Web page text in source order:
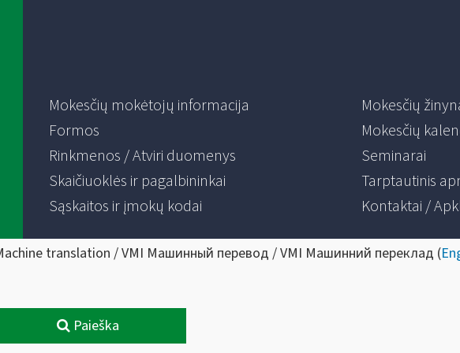
Mokesčių mokėtojų informacija
Formos
Rinkmenos / Atviri duomenys
Skaičiuoklės ir pagalbininkai
Sąskaitos ir įmokų kodai
Mokesčių
Mokesčių
Seminarai
Tarptautinis
Kontaktai /
translation / VMI Машинный перевод / VMI Машинний переклад (
Paieška